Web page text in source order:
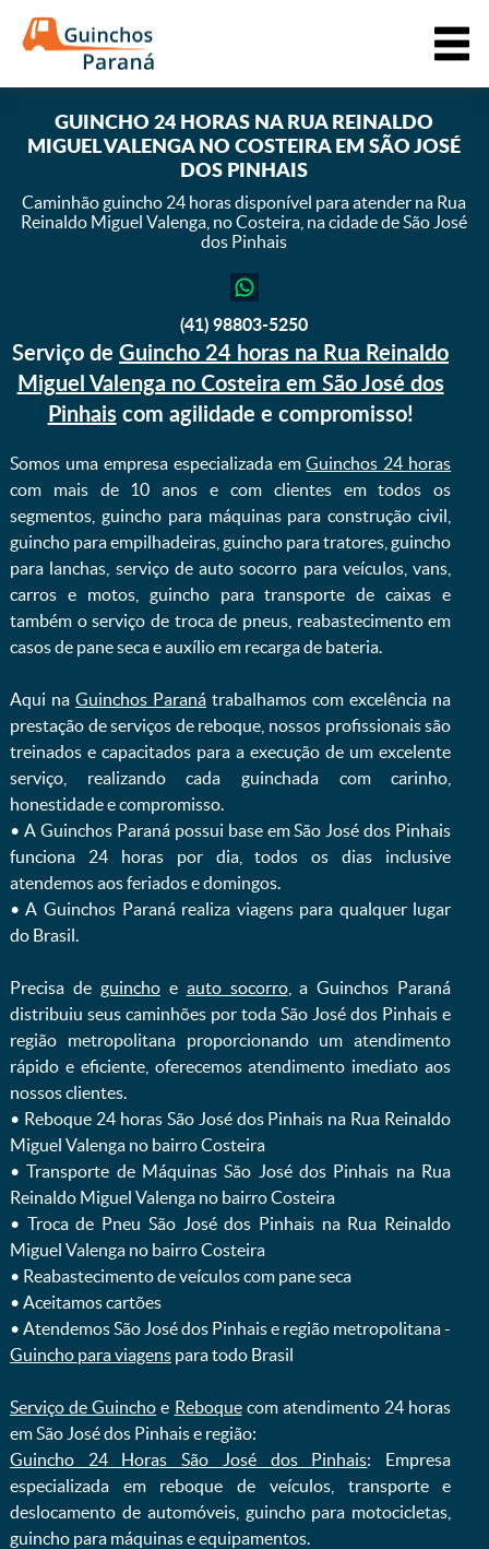
GUINCHO 24 HORAS NA RUA REINALDO
MIGUEL VALENGA NO COSTEIRA EM SÃO JOSÉ
DOS PINHAIS
Caminhão guincho 24 horas disponível para atender na Rua
Reinaldo Miguel Valenga, no Costeira, na cidade de São José
dos Pinhais
(41) 98803-5250
Serviço deGuincho 24 horas na Rua Reinaldo
Miguel Valenga no Costeira em São José dos
Pinhaiscom agilidade e compromisso!
Somos uma empresa especializada emGuinchos 24 horas
com mais de 10 anos e com clientes em todos os
segmentos, guincho para máquinas para construção civil,
guincho para empilhadeiras, guincho para tratores, guincho
para lanchas, serviço de auto socorro para veículos, vans,
carros e motos, guincho para transporte de caixas e
também o serviço de troca de pneus, reabastecimento em
casos de pane seca e auxílio em recarga de bateria. ㅤㅤ
Aqui naGuinchos Paraná trabalhamos com excelência na
prestação de serviços de reboque, nossos profissionais são
treinados e capacitados para a execução de um excelente
serviço, realizando cada guinchada com carinho,
honestidade e compromisso.
ㅤㅤ• A Guinchos Paraná possui base em São José dos Pinhais
funciona 24 horas por dia, todos os dias inclusive
atendemos aos feriados e domingos.
ㅤㅤ• A Guinchos Paraná realiza viagens para qualquer lugar
do Brasil.
Precisa de guinchoe auto socorro, a Guinchos Paraná
distribuiu seus caminhões por toda São José dos Pinhais e
região metropolitana proporcionando um atendimento
rápido e eficiente, oferecemos atendimento imediato aos
nossos clientes.
ㅤㅤ• Reboque 24 horas São José dos Pinhais na Rua Reinaldo
Miguel Valenga no bairro Costeira
ㅤㅤ• Transporte de Máquinas São José dos Pinhais na Rua
Reinaldo Miguel Valenga no bairro Costeira
ㅤㅤ• Troca de Pneu São José dos Pinhais na Rua Reinaldo
Miguel Valenga no bairro Costeira
ㅤㅤ• Reabastecimento de veículos com pane seca
ㅤㅤ• Aceitamos cartões
ㅤㅤ• Atendemos São José dos Pinhais e região metropolitana -
Guincho para viagenspara todo Brasil
Serviço de Guincho e Reboquecom atendimento 24 horas
em São José dos Pinhais e região:
Guincho 24 Horas São José dos Pinhais: Empresa
especializada em reboque de veículos, transporte e
deslocamento de automóveis, guincho para motocicletas,
guincho para máquinas e equipamentos.